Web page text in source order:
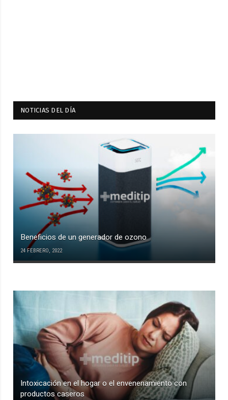
NOTICIAS DEL DÍA
Beneficios de un generador de ozono
24 FEBRERO, 2022
Intoxicación en el hogar o el envenenamiento con
productos caseros